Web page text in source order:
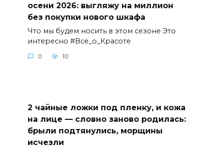
осени 2026: выгляжу на миллион
без покупки нового шкафа
Что мы будем носить в этом сезоне Это
интересно #Всё_о_Красоте
0 10
2 чайные ложки под пленку, и кожа
на лице — словно заново родилась:
брыли подтянулись, морщины
исчезли